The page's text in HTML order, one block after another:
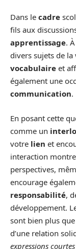
Dans le cadre
fils aux
apprentissage.
divers sujets de
vocabulaire et
également une
communication.
En posant cette
comme un
votre lien et
interaction
perspectives,
encourage
responsabilité,
développement.
sont bien plus
d’une relation
expressions courtes